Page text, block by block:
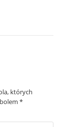
których
*